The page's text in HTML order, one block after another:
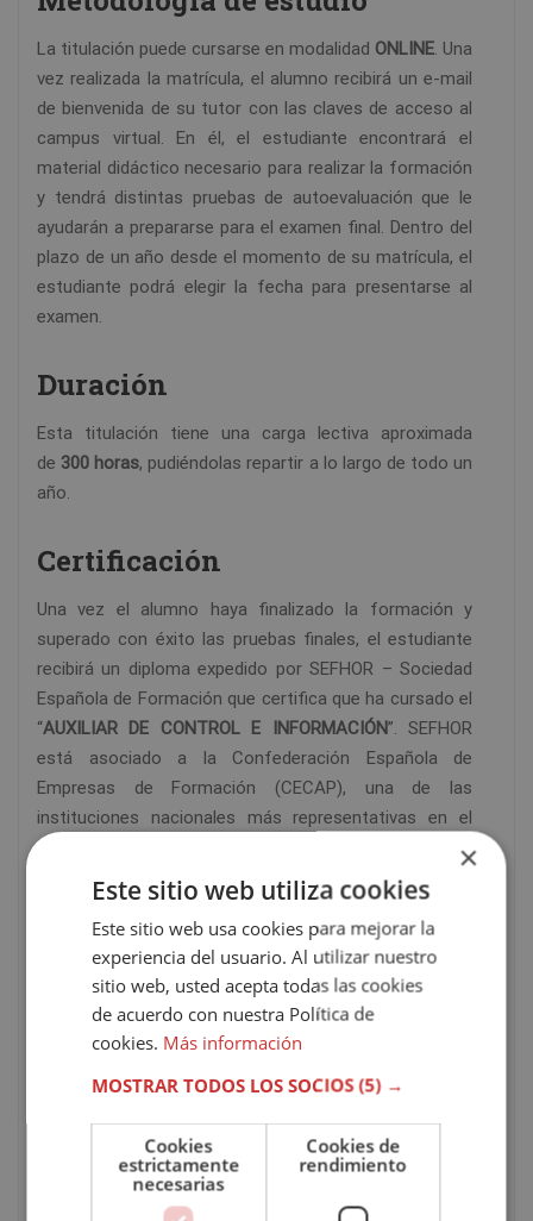
La titulación puede cursarse en modalidad ONLINE. Una
vez realizada la matrícula, el alumno recibirá un e-mail
de bienvenida de su tutor con las claves de acceso al
campus virtual. En él, el estudiante encontrará el
material didáctico necesario para realizar la formación
y tendrá distintas pruebas de autoevaluación que le
ayudarán a prepararse para el examen final. Dentro del
plazo de un año desde el momento de su matrícula, el
estudiante podrá elegir la fecha para presentarse al
examen.
Duración
Esta titulación tiene una carga lectiva aproximada
de 300 horas, pudiéndolas repartir a lo largo de todo un
año.
Certificación
Una vez el alumno haya finalizado la formación y
superado con éxito las pruebas finales, el estudiante
recibirá un diploma expedido por SEFHOR – Sociedad
Española de Formación que certifica que ha cursado el
“AUXILIAR DE CONTROL E INFORMACIÓN”. SEFHOR
está asociado a la Confederación Española de
Empresas de Formación (CECAP), una de las
instituciones nacionales más representativas en el
ámbito de la formación. Esto supone que nuestra
institución debe cumplir, y cumple estrictamente, con
el Código Ético establecido por esta representativa
institución nacional.
Puedesconsultar aquíel índice del temario.
×
Este sitio web utiliza cookies
Este sitio web usa cookies para mejorar la
experiencia del usuario. Al utilizar nuestro
sitio web, usted acepta todas las cookies
de acuerdo con nuestra Política de
cookies. Más información
MOSTRAR TODOS LOS SOCIOS(5) →
Cookies
estrictamente
necesarias
Cookies de
rendimiento